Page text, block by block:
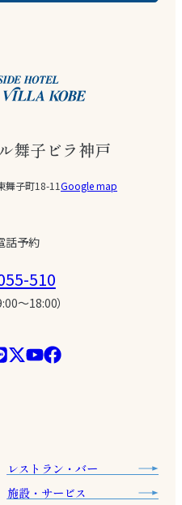
舞子ビラ神戸
舞子町18-11Google map
話予約
510
〜18:00）
レストラン・バー
施設・サービス